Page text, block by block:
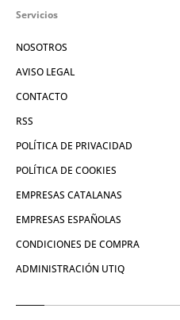
Servicios
NOSOTROS
AVISO LEGAL
CONTACTO
RSS
POLÍTICA DE PRIVACIDAD
POLÍTICA DE COOKIES
EMPRESAS CATALANAS
EMPRESAS ESPAÑOLAS
CONDICIONES DE COMPRA
ADMINISTRACIÓN UTIQ